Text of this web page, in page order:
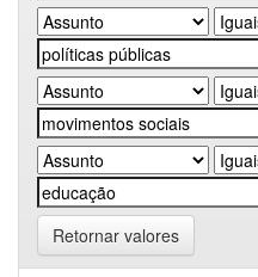
Retornar valores